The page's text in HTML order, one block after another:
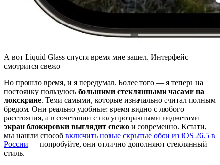
А вот Liquid Glass спустя время мне зашел. Интерфейс
смотрится свежо
Но прошло время, и я передумал. Более того — я теперь на
постоянку пользуюсь большими стеклянными часами на
локскрине. Теми самыми, которые изначально считал полным
бредом. Они реально удобные: время видно с любого
расстояния, а в сочетании с полупрозрачными виджетами
экран блокировки выглядит свежо и современно. Кстати,
мы нашли способ включить новые скрытые обои из iOS 26.5 в
России — попробуйте, они отлично дополняют стеклянный
стиль.